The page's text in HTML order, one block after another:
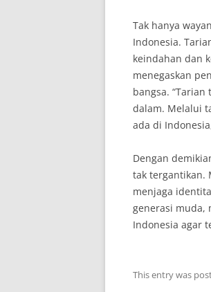
Tak hanya
Indonesia.
keindahan dan
menegaskan
bangsa.
dalam. Melalui
ada di
Dengan
tak tergantikan.
menjaga
generasi muda,
Indonesia agar
This entry was